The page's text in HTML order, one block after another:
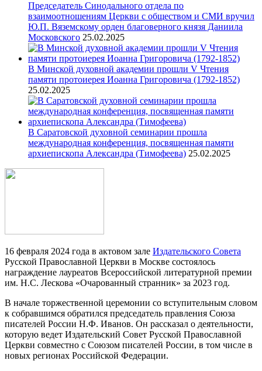
Председатель Синодального отдела по
взаимоотношениям Церкви с обществом и СМИ вручил
Ю.П. Вяземскому орден благоверного князя Даниила
Московского 25.02.2025
В Минской духовной академии прошли V Чтения
памяти протоиерея Иоанна Григоровича (1792-1852)
25.02.2025
В Саратовской духовной семинарии прошла
международная конференция, посвященная памяти
архиепископа Александра (Тимофеева) 25.02.2025
16 февраля 2024 года в актовом зале Издательского Совета
Русской Православной Церкви в Москве состоялось
награждение лауреатов Всероссийской литературной премии
им. Н.С. Лескова «Очарованный странник» за 2023 год.
В начале торжественной церемонии со вступительным словом
к собравшимся обратился председатель правления Союза
писателей России Н.Ф. Иванов. Он рассказал о деятельности,
которую ведет Издательский Совет Русской Православной
Церкви совместно с Союзом писателей России, в том числе в
новых регионах Российской Федерации.